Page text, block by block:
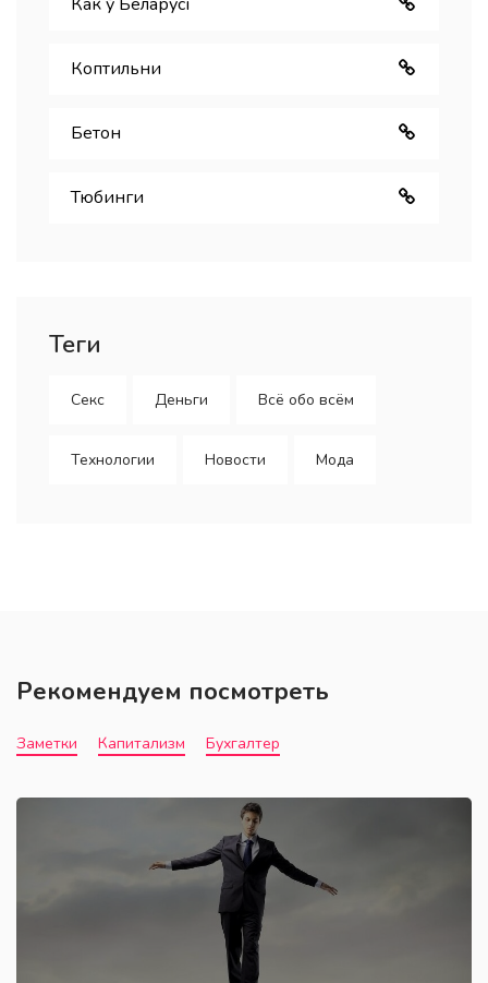
Как ў Беларуcі
Коптильни
Бетон
Тюбинги
Теги
Секс Деньги Всё обо всём
Технологии Новости Мода
Рекомендуем посмотреть
Заметки Капитализм Бухгалтер